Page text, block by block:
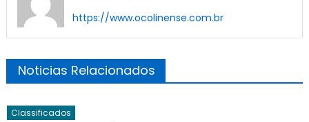
https://www.ocolinense.com.br
Noticias Relacionados
Classificados